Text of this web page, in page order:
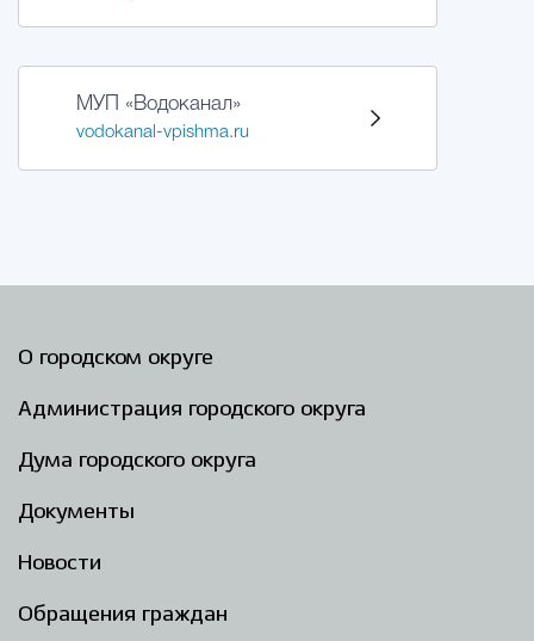
МУП «Водоканал»
vodokanal-vpishma.ru
О городском округе
Администрация городского округа
Дума городского округа
Документы
Новости
Обращения граждан